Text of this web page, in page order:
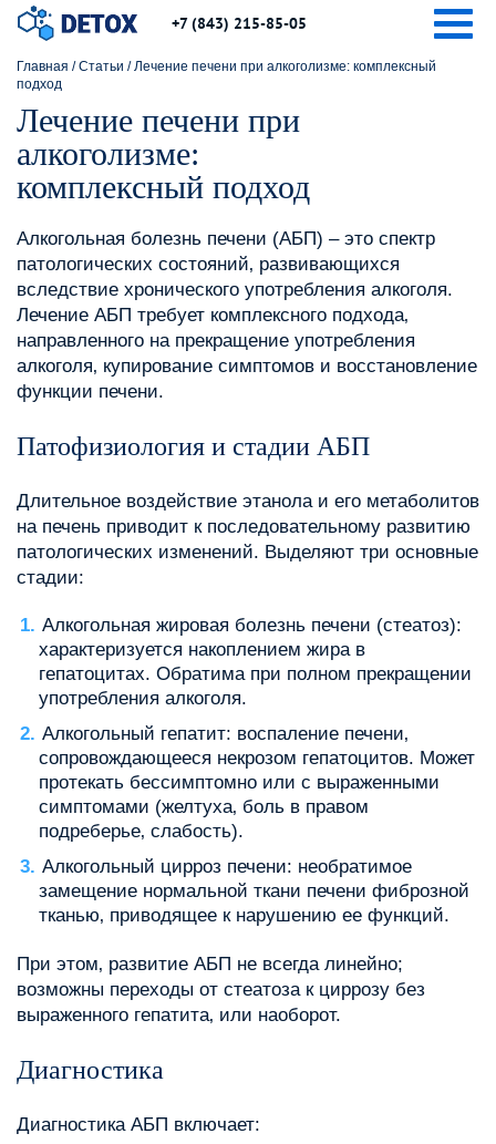
+7 (843) 215-85-05
Главная /Статьи /Лечение печени при алкоголизме: комплексный
подход
Лечение печени при
алкоголизме:
комплексный подход
Алкогольная болезнь печени (АБП) – это спектр
патологических состояний‚ развивающихся
вследствие хронического употребления алкоголя.
Лечение АБП требует комплексного подхода‚
направленного на прекращение употребления
алкоголя‚ купирование симптомов и восстановление
функции печени.
Патофизиология и стадии АБП
Длительное воздействие этанола и его метаболитов
на печень приводит к последовательному развитию
патологических изменений. Выделяют три основные
стадии:
Алкогольная жировая болезнь печени (стеатоз):
характеризуется накоплением жира в
гепатоцитах. Обратима при полном прекращении
употребления алкоголя.
Алкогольный гепатит: воспаление печени‚
сопровождающееся некрозом гепатоцитов. Может
протекать бессимптомно или с выраженными
симптомами (желтуха‚ боль в правом
подреберье‚ слабость).
Алкогольный цирроз печени: необратимое
замещение нормальной ткани печени фиброзной
тканью‚ приводящее к нарушению ее функций.
При этом‚ развитие АБП не всегда линейно;
возможны переходы от стеатоза к циррозу без
выраженного гепатита‚ или наоборот.
Диагностика
Диагностика АБП включает: